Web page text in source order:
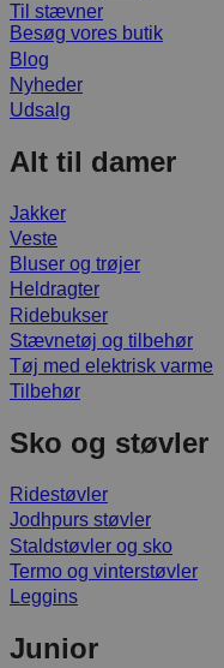
Til stævner
Besøg vores butik
Blog
Nyheder
Udsalg
Alt til damer
Jakker
Veste
Bluser og trøjer
Heldragter
Ridebukser
Stævnetøj og tilbehør
Tøj med elektrisk varme
Tilbehør
Sko og støvler
Ridestøvler
Jodhpurs støvler
Staldstøvler og sko
Termo og vinterstøvler
Leggins
Junior